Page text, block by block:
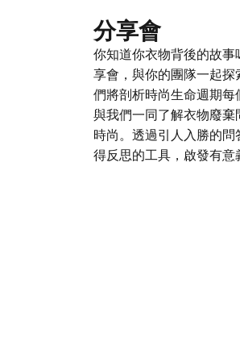
分享會
你知道你衣物背後的故
享會，與你的團隊一起
們將剖析時尚生命週期每
與我們一同了解衣物廢
時尚。透過引人入勝的
得反思的工具，啟發有意